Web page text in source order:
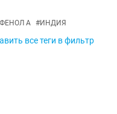
А #ИНДИЯ
все теги в фильтр